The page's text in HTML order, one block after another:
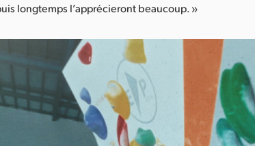
longtemps l’apprécieront beaucoup. »